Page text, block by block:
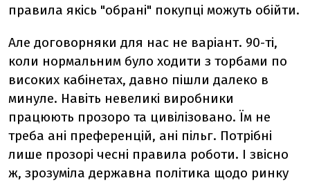
правила якісь "обрані" покупці можуть обійти.
Але договорняки для нас не варіант. 90-ті,
коли нормальним було ходити з торбами по
високих кабінетах, давно пішли далеко в
минуле. Навіть невеликі виробники
працюють прозоро та цивілізовано. Їм не
треба ані преференцій, ані пільг. Потрібні
лише прозорі чесні правила роботи. І звісно
ж, зрозуміла державна політика щодо ринку